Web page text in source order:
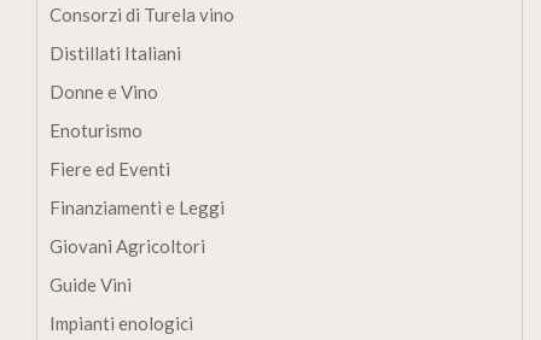
Consorzi di Turela vino
Distillati Italiani
Donne e Vino
Enoturismo
Fiere ed Eventi
Finanziamenti e Leggi
Giovani Agricoltori
Guide Vini
Impianti enologici